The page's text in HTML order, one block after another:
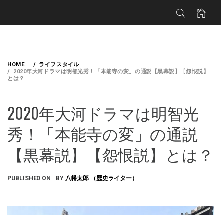
HOME
ライフスタイル
2020年大河ドラマは明智光秀！「本能寺の変」の通説【黒幕説】【怨恨説】
とは？
2020年大河ドラマは明智光
秀！「本能寺の変」の通説
【黒幕説】【怨恨説】とは？
PUBLISHED ON BY 八幡太郎 （歴史ライター）